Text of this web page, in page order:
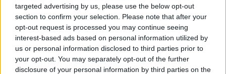
targeted advertising by us, please use the below opt-out
section to confirm your selection. Please note that after your
opt-out request is processed you may continue seeing
interest-based ads based on personal information utilized by
us or personal information disclosed to third parties prior to
your opt-out. You may separately opt-out of the further
disclosure of your personal information by third parties on the
AD